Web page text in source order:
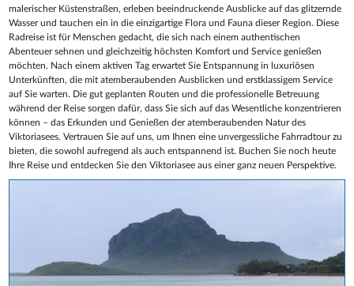
malerischer Küstenstraßen, erleben beeindruckende Ausblicke auf das glitzernde
Wasser und tauchen ein in die einzigartige Flora und Fauna dieser Region. Diese
Radreise ist für Menschen gedacht, die sich nach einem authentischen
Abenteuer sehnen und gleichzeitig höchsten Komfort und Service genießen
möchten. Nach einem aktiven Tag erwartet Sie Entspannung in luxuriösen
Unterkünften, die mit atemberaubenden Ausblicken und erstklassigem Service
auf Sie warten. Die gut geplanten Routen und die professionelle Betreuung
während der Reise sorgen dafür, dass Sie sich auf das Wesentliche konzentrieren
können – das Erkunden und Genießen der atemberaubenden Natur des
Viktoriasees. Vertrauen Sie auf uns, um Ihnen eine unvergessliche Fahrradtour zu
bieten, die sowohl aufregend als auch entspannend ist. Buchen Sie noch heute
Ihre Reise und entdecken Sie den Viktoriasee aus einer ganz neuen Perspektive.